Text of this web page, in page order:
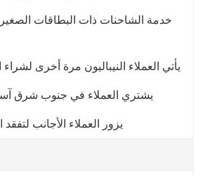
خدمة الشاحنات ذات البطاقات الصغيرة
يأتي العملاء النيباليون مرة أخرى لشراء
يشتري العملاء في جنوب شرق
يزور العملاء الأجانب